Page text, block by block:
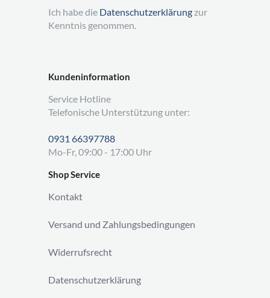
Kundeninformation
Service Hotline
Telefonische Unterstützung unter:
0931 66397788
Mo-Fr, 09:00 - 17:00 Uhr
Shop Service
Kontakt
Versand und Zahlungsbedingungen
Widerrufsrecht
Datenschutzerklärung
Ich habe die Datenschutzerklärung zur
Kenntnis genommen.